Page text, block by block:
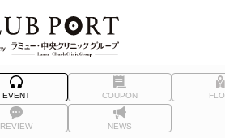
EVENT COUPON
REVIEW NEWS